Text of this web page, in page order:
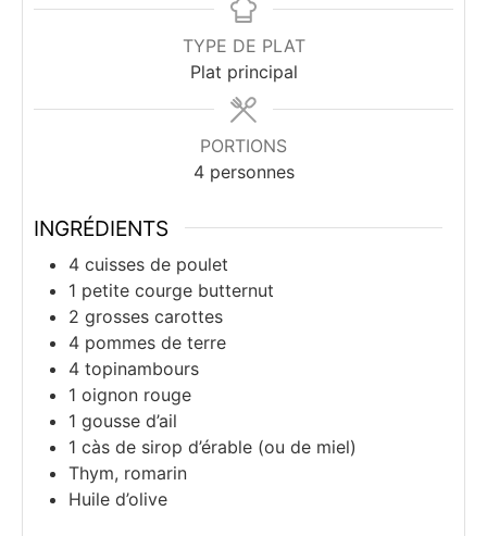
TYPE DE PLAT
Plat principal
PORTIONS
4 personnes
INGRÉDIENTS
4 cuisses de poulet
1 petite courge butternut
2 grosses carottes
4 pommes de terre
4 topinambours
1 oignon rouge
1 gousse d’ail
1 càs de sirop d’érable (ou de miel)
Thym, romarin
Huile d’olive